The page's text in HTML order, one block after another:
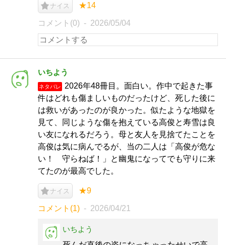
ナイス ★14
コメント(0) 2026/05/04
いちよう
ネタバレ
2026年48冊目。面白い。作中で起きた事
件はどれも傷ましいものだったけど、死した後に
は救いがあったのが良かった。似たような地獄を
見て、同じような傷を抱えている高俊と寿雪は良
い友になれるだろう。母と友人を見捨てたことを
高俊は気に病んでるが、当の二人は「高俊が危な
い！ 守らねば！」と幽鬼になってでも守りに来
てたのが最高でした。
ナイス ★9
コメント(1) 2026/04/21
いちよう